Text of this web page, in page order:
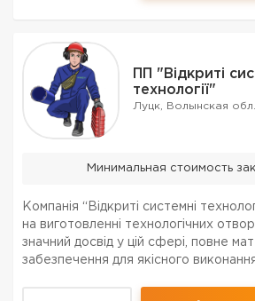
ПП "Відкриті
технології"
Луцк, Волынская обл.
Минимальная стоимость
Компанія “Відкриті системні
на виготовленні технологічних
значний досвід у цій сфері, повне
забезпечення для якісного